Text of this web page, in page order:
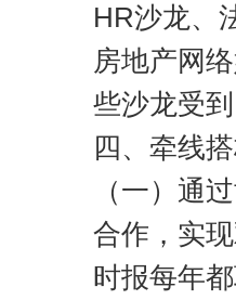
HR沙龙、
房地产网
些沙龙受
四、牵线
（一）通
合作，实
时报每年